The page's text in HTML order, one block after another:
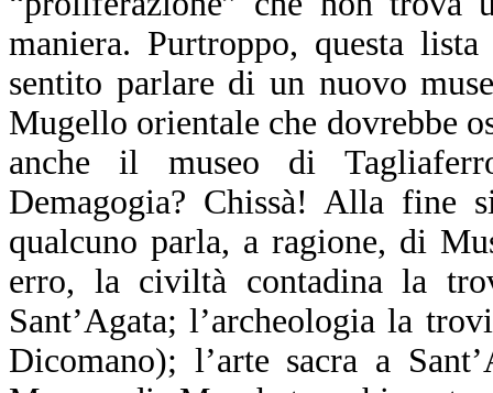
maniera. Purtroppo, questa
sentito parlare di un nuovo
Mugello orientale che dovrebbe
anche il museo di
Demagogia? Chissà! Alla fine
qualcuno parla, a ragione, di
erro, la civiltà contadina la
Sant’Agata; l’archeologia la
Dicomano); l’arte sacra a